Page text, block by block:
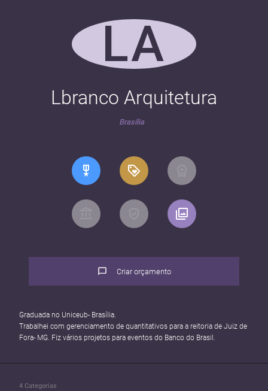
LA
Lbranco Arquitetura
Brasília
Criar orçamento
Graduada no Uniceub- Brasília.
Trabalhei com gerenciamento de quantitativos para a reitoria de Juiz de
4 Categorias